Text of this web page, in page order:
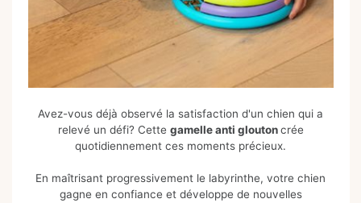
Avez-vous déjà observé la satisfaction d'un chien qui a
relevé un défi? Cette gamelle anti gloutoncrée
quotidiennement ces moments précieux.
En maîtrisant progressivement le labyrinthe, votre chien
gagne en confiance et développe de nouvelles